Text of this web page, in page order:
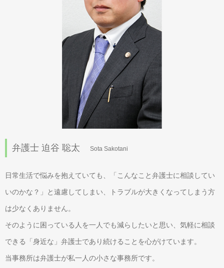
弁護士 迫谷 聡太 Sota Sakotani
日常生活で悩みを抱えていても、「こんなこと弁護士に相談してい
いのかな？」と遠慮してしまい、トラブルが大きくなってしまう方
は少なくありません。
そのように困っている人を一人でも減らしたいと思い、気軽に相談
できる「身近な」弁護士であり続けることを心がけています。
当事務所は弁護士が私一人の小さな事務所です。